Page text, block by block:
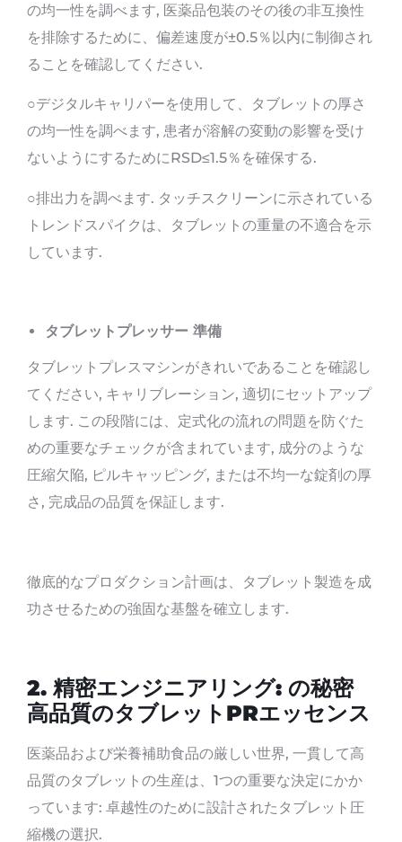
の均一性を調べます, 医薬品包装のその後の非互換性
を排除するために、偏差速度が±0.5％以内に制御され
ることを確認してください.
○デジタルキャリパーを使用して、タブレットの厚さ
の均一性を調べます, 患者が溶解の変動の影響を受け
ないようにするためにRSD≤1.5％を確保する.
○排出力を調べます. タッチスクリーンに示されている
トレンドスパイクは、タブレットの重量の不適合を示
しています.
タブレットプレッサー 準備
タブレットプレスマシンがきれいであることを確認し
てください, キャリブレーション, 適切にセットアップ
します. この段階には、定式化の流れの問題を防ぐた
めの重要なチェックが含まれています, 成分のような
圧縮欠陥, ピルキャッピング, または不均一な錠剤の厚
さ, 完成品の品質を保証します.
徹底的なプロダクション計画は、タブレット製造を成
功させるための強固な基盤を確立します.
2. 精密エンジニアリング: の秘密
高品質のタブレットPRエッセンス
医薬品および栄養補助食品の厳しい世界, 一貫して高
品質のタブレットの生産は、1つの重要な決定にかか
っています: 卓越性のために設計されたタブレット圧
縮機の選択.